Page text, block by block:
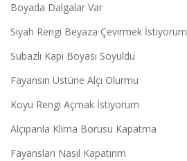
Boyada Dalgalar Var
Siyah Rengi Beyaza Çevirmek İstiyorum
Subazlı Kapı Boyası Soyuldu
Fayansın Üstüne Alçı Olurmu
Koyu Rengi Açmak İstiyorum
Alçıpanla Klima Borusu Kapatma
Fayansları Nasıl Kapatırım